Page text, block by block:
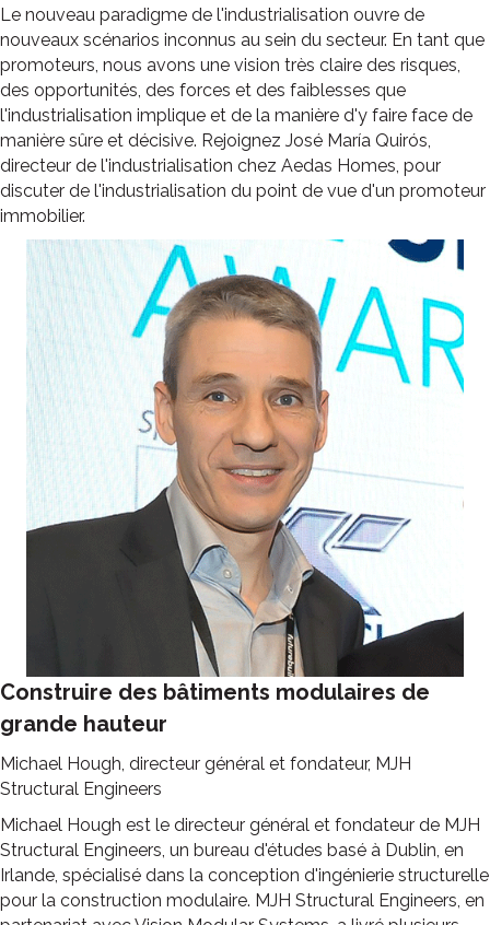
Le nouveau paradigme de l'industrialisation ouvre de
nouveaux scénarios inconnus au sein du secteur. En tant que
promoteurs, nous avons une vision très claire des risques,
des opportunités, des forces et des faiblesses que
l'industrialisation implique et de la manière d'y faire face de
manière sûre et décisive. Rejoignez José María Quirós,
directeur de l'industrialisation chez Aedas Homes, pour
discuter de l'industrialisation du point de vue d'un promoteur
immobilier.
Construire des bâtiments modulaires de
grande hauteur
Michael Hough, directeur général et fondateur, MJH
Structural Engineers
Michael Hough est le directeur général et fondateur de MJH
Structural Engineers, un bureau d'études basé à Dublin, en
Irlande, spécialisé dans la conception d'ingénierie structurelle
pour la construction modulaire. MJH Structural Engineers, en